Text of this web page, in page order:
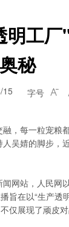
明工
秘
15 字号 
，每一粒宠粮
吴婧的脚步，
网站，人民网
旨在以“生产
仅展现了顽皮